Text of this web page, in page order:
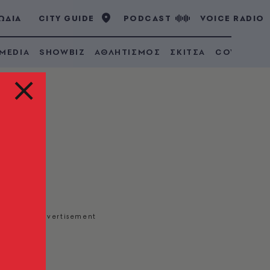
CITY GUIDE PODCAST VOICE RADIO
SHOWBIZ ΑΘΛΗΤΙΣΜΟΣ ΣΚΙΤΣΑ COVID 19